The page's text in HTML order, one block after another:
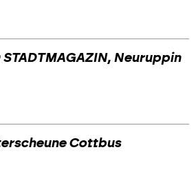
STADTMAGAZIN, Neuruppin
Cottbus